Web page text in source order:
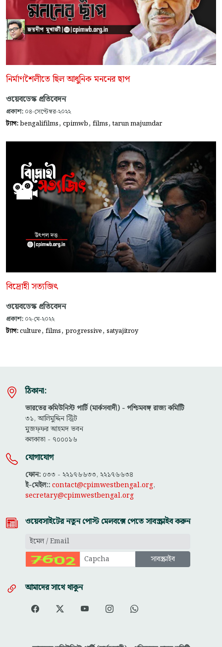
নির্মাণশৈলীতে ছিল আধুনিক মননের ছাপ
ওয়েবডেস্ক প্রতিবেদন
প্রকাশ: ০৪-সেপ্টেম্বর-২০২২
ট্যাগ:bengalifilms, cpimwb, films,tarun majumdar
বিদ্রোহী সত্যজিৎ
ওয়েবডেস্ক প্রতিবেদন
প্রকাশ: ০২-মে-২০২২
ট্যাগ:culture, films, progressive, satyajitroy
ঠিকানা:
ভারতের কমিউনিস্ট পার্টি (মার্কসবাদী) - পশ্চিমবঙ্গ রাজ্য কমিটিি
৩১, আলিমুদ্দিন স্ট্রিট
মুজফ্ফ‌র আহমদ ভবন
কলকাতা - ৭০০০১৬
যোগাযোগ
ফোন: ০৩৩ - ২২১৭৬৬৩৩, ২২১৭৬৬৩৪
ই-মেইল::contact@cpimwestbengal.org,
secretary@cpimwestbengal.org
ওয়েবসাইটের নতুন পোস্ট মেলবক্সে পেতে সাবস্ক্রাইব করুন
আমাদের সাথে থাকুন